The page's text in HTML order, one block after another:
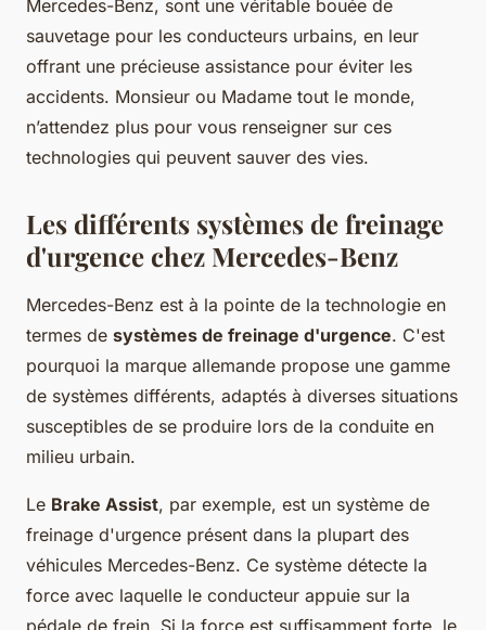
Mercedes-Benz, sont une véritable bouée de
sauvetage pour les conducteurs urbains, en leur
offrant une précieuse assistance pour éviter les
accidents. Monsieur ou Madame tout le monde,
n’attendez plus pour vous renseigner sur ces
technologies qui peuvent sauver des vies.
Les différents systèmes de freinage
d'urgence chez Mercedes-Benz
Mercedes-Benz est à la pointe de la technologie en
termes de systèmes de freinage d'urgence. C'est
pourquoi la marque allemande propose une gamme
de systèmes différents, adaptés à diverses situations
susceptibles de se produire lors de la conduite en
milieu urbain.
Le Brake Assist, par exemple, est un système de
freinage d'urgence présent dans la plupart des
véhicules Mercedes-Benz. Ce système détecte la
force avec laquelle le conducteur appuie sur la
pédale de frein. Si la force est suffisamment forte, le